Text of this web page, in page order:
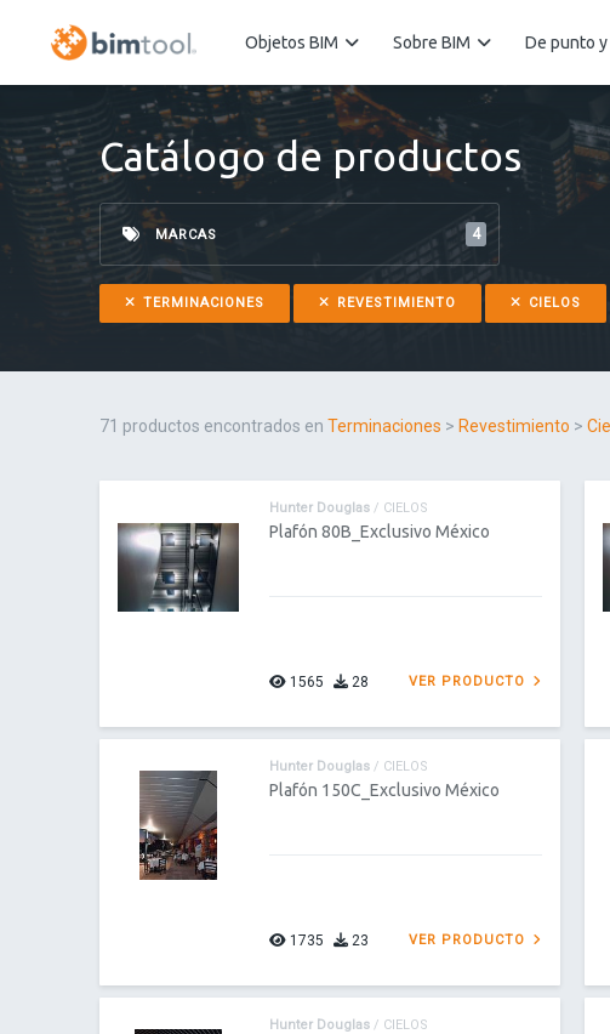
Objetos BIM Sobre BIM De punto y
Catálogo de productos
4
MARCAS
TERMINACIONES REVESTIMIENTO CIELOS
71 productos encontrados en Terminaciones > Revestimiento >
Hunter Douglas / CIELOS
Plafón 80B_Exclusivo México
1565 28 VER PRODUCTO
Hunter Douglas / CIELOS
Plafón 150C_Exclusivo México
1735 23 VER PRODUCTO
Hunter Douglas / CIELOS